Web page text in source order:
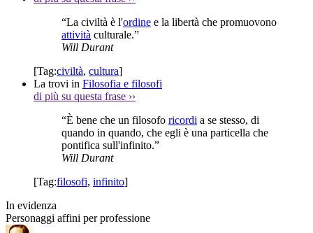
“La civiltà è l'ordine e la libertà che promuovono
attività culturale.”
Will Durant
[Tag:civiltà, cultura]
La trovi in Filosofia e filosofi
di più su questa frase ››
“È bene che un filosofo ricordi a se stesso, di
quando in quando, che egli è una particella che
pontifica sull'infinito.”
Will Durant
[Tag:filosofi, infinito]
In evidenza
Personaggi affini per professione